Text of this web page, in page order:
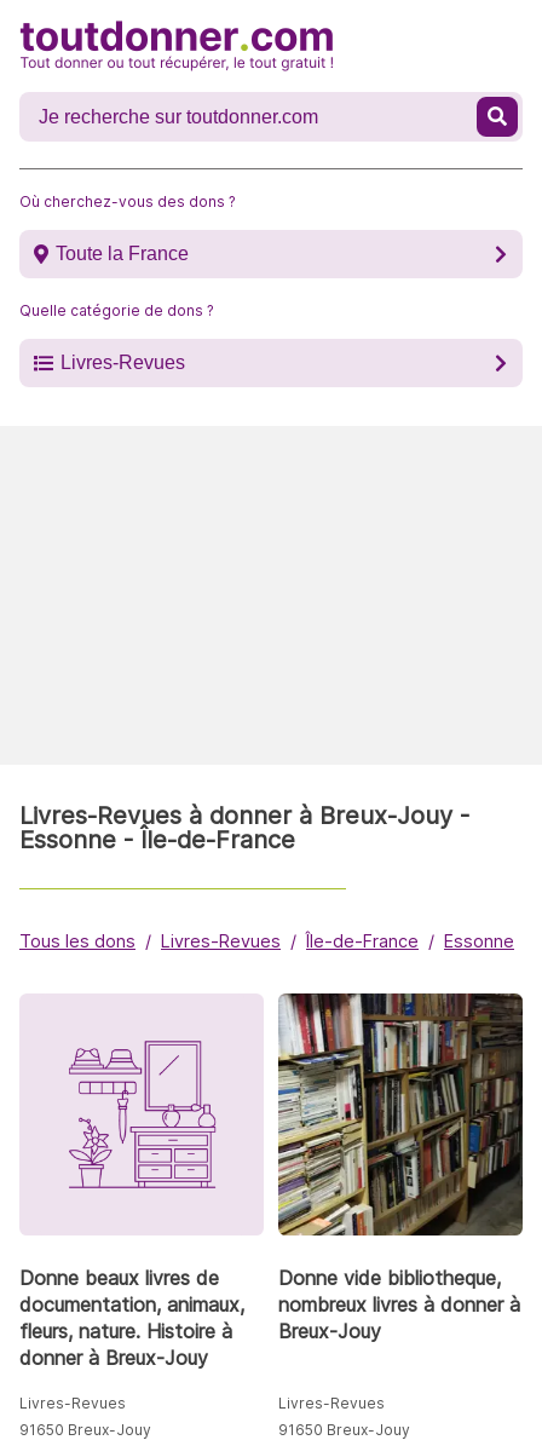
Où cherchez-vous des dons ?
Toute la France
Quelle catégorie de dons ?
Livres-Revues
Livres-Revues à donner à Breux-Jouy -
Essonne - Île-de-France
Tous les dons Livres-Revues Île-de-France Essonne
Donne beaux livres de
documentation, animaux,
fleurs, nature. Histoire à
donner à Breux-Jouy
Livres-Revues
91650 Breux-Jouy
Donne vide bibliotheque,
nombreux livres à donner à
Breux-Jouy
Livres-Revues
91650 Breux-Jouy